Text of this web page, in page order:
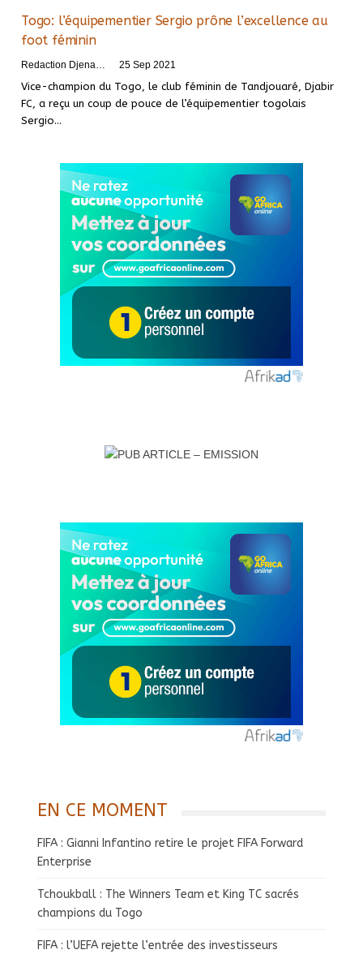
Togo: l’équipementier Sergio prône l’excellence au
foot féminin
Redaction DjenaSport 25 Sep 2021
Vice-champion du Togo, le club féminin de Tandjouaré, Djabir
FC, a reçu un coup de pouce de l’équipementier togolais
Sergio…
EN CE MOMENT
FIFA : Gianni Infantino retire le projet FIFA Forward
Enterprise
Tchoukball : The Winners Team et King TC sacrés
champions du Togo
FIFA : l’UEFA rejette l’entrée des investisseurs